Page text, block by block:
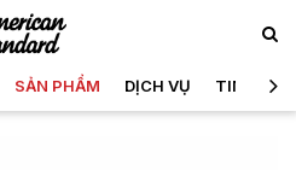
SẢN PHẨM DỊCH VỤ TIN TỨC